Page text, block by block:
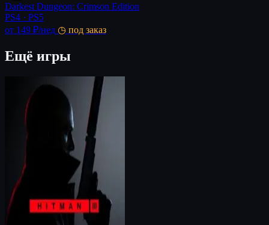
Darkest Dungeon: Crimson Edition
PS4 · PS5
от 149 ₽/нед ◷ под заказ
Ещё игры